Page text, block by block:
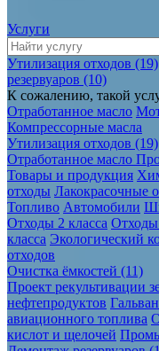
Услуги
Утилизация отходов (19)
резервуаров (10)
К сожалению, такой
Отработанное масло
Компрессорные масла
Утилизация отходов (19)
Отработанное масло
Товары и продукция
отходы Лакокрасочные
Топливо Автомобили
Отходы 2 класса Отходы
класса Экологический
отходов
Очистка ёмкостей (11)
Проект рекультивации
нефтепродуктов
авиационного топлива
кислот и щелочей